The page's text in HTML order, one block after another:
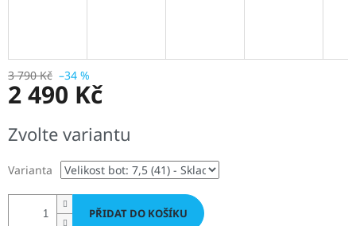
3 790 Kč –34 %
2 490 Kč
cena:
Zvolte variantu
Varianta
PŘIDAT DO KOŠÍKU